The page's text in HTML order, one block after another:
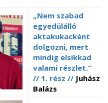
„Nem szabad
egyedülálló
aktakukacként
dolgozni, mert
mindig elsikkad
valami részlet.”
// 1. rész // Juhász
Balázs